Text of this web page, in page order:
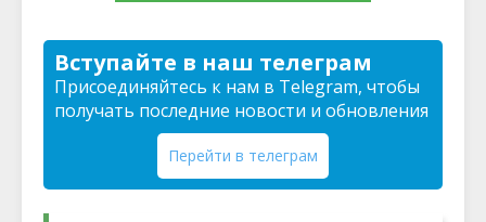
Вступайте в наш телеграм
Присоединяйтесь к нам в Telegram, чтобы
получать последние новости и обновления
Перейти в телеграм